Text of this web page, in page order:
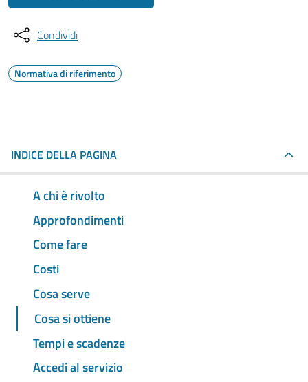
Condividi
Normativa di riferimento
INDICE DELLA PAGINA
A chi è rivolto
Approfondimenti
Come fare
Costi
Cosa serve
Cosa si ottiene
Tempi e scadenze
Accedi al servizio